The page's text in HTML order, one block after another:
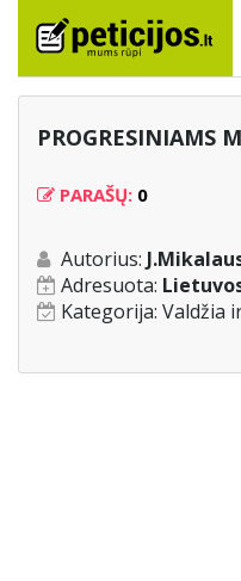
PROGRESINIAMS
PARAŠŲ: 0
Autorius:
Adresuota:
Kategorija: Valdžia